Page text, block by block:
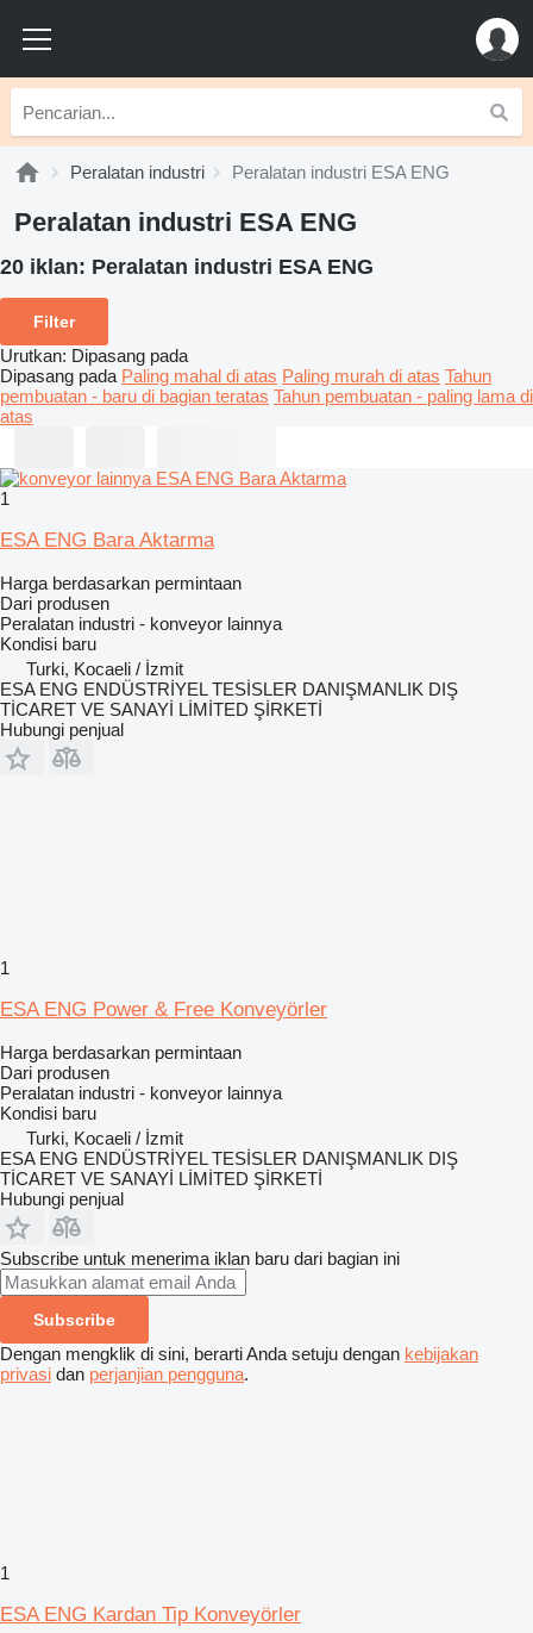
Peralatan industri Peralatan industri ESA ENG
Peralatan industri ESA ENG
20 iklan: Peralatan industri ESA ENG
Filter
Urutkan: Dipasang pada
Dipasang pada Paling mahal di atas Paling murah di atas Tahun
pembuatan - baru di bagian teratas Tahun pembuatan - paling lama di
atas
1
ESA ENG Bara Aktarma
Harga berdasarkan permintaan
Dari produsen
Peralatan industri - konveyor lainnya
Kondisi baru
Turki, Kocaeli / İzmit
ESA ENG ENDÜSTRİYEL TESİSLER DANIŞMANLIK DIŞ
TİCARET VE SANAYİ LİMİTED ŞİRKETİ
Hubungi penjual
1
ESA ENG Power & Free Konveyörler
Harga berdasarkan permintaan
Dari produsen
Peralatan industri - konveyor lainnya
Kondisi baru
Turki, Kocaeli / İzmit
ESA ENG ENDÜSTRİYEL TESİSLER DANIŞMANLIK DIŞ
TİCARET VE SANAYİ LİMİTED ŞİRKETİ
Hubungi penjual
Subscribe untuk menerima iklan baru dari bagian ini
Subscribe
Dengan mengklik di sini, berarti Anda setuju dengan kebijakan
privasi dan perjanjian pengguna.
1
ESA ENG Kardan Tip Konveyörler